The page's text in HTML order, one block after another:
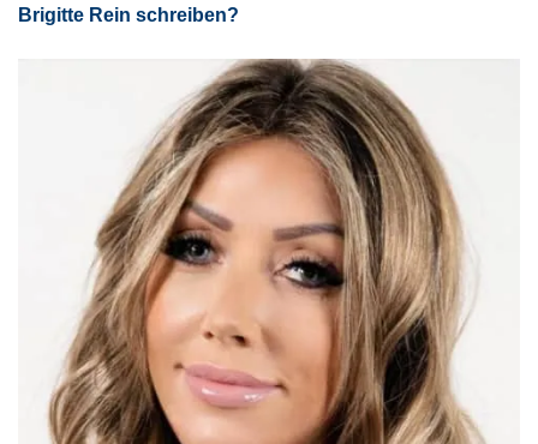
Brigitte Rein schreiben?